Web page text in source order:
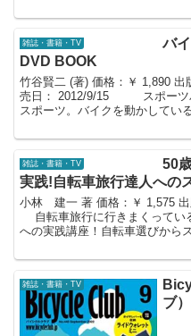
雑誌・書籍・TV
バ
DVD BOOK
竹谷賢二 (著) 価格：￥ 1,890
売日： 2012/9/15 スポーツバ
スポーツ。バイクを動かしてい
雑誌・書籍・TV
50
実践!自転車旅行達人への
小林 建一 著 価格：￥ 1,575
自転車旅行に行きまくってい
への実践講座！自転車選びから
雑誌・書籍・TV
ブ